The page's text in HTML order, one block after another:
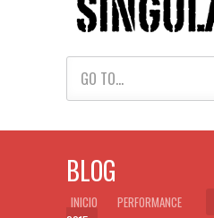
GO TO...
BLOG
INICIO PERFORMANCE